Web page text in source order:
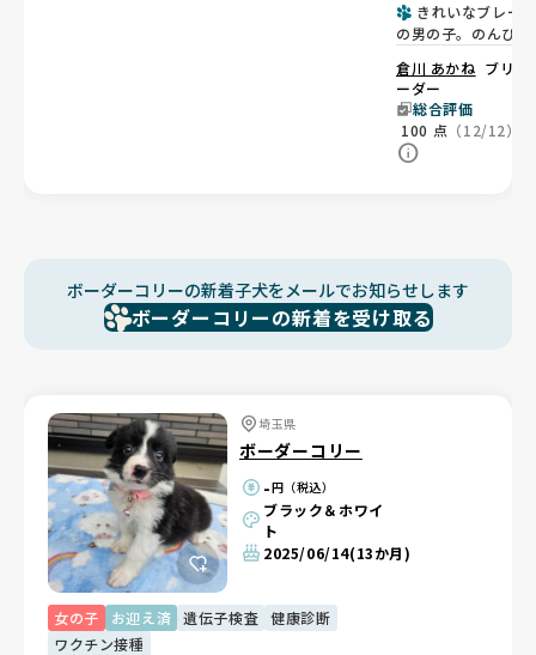
きれいなブレーズ
の男の子。のんびり
💙
倉川 あかね ブリ
ーダー
総合評価
100 点 （12/12）
ボーダーコリーの新着子犬をメールでお知らせします
ボーダーコリーの新着を受け取る
埼玉県
ボーダーコリー
-円（税込）
ブラック＆ホワイ
ト
2025/06/14(13か月)
女の子 お迎え済 遺伝子検査
健康診断
ワクチン接種